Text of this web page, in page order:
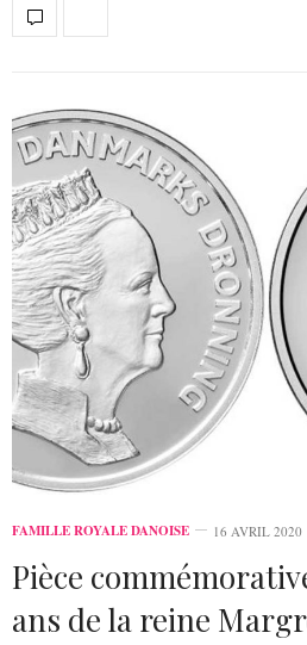
FAMILLE ROYALE DANOISE 16 AVRIL 2020
Pièce
ans de la reine